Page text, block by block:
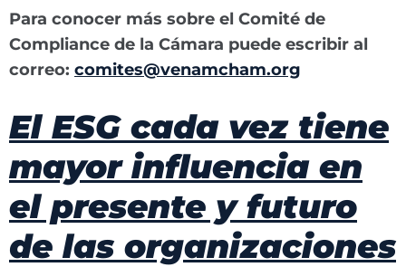
Para conocer más sobre el Comité de
Compliance de la Cámara puede escribir al
correo: comites@venamcham.org
El ESG cada vez tiene
mayor influencia en
el presente y futuro
de las organizaciones